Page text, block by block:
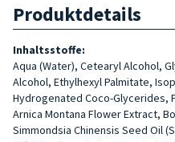
Produktdetails
Inhaltsstoffe:
Aqua (Water), Cete­aryl Alcohol,
Alcohol, Ethylhexyl Palmitate,
Hydrogenated Coco-Glycerides,
Arnica Montana Flower Extract,
Simmondsia Chinensis Seed Oil